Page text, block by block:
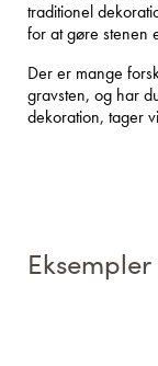
traditionel
for at gøre stenen
Der er mange
gravsten, og har
dekoration, tager